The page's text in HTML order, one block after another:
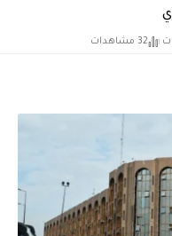
32 مشاهدات